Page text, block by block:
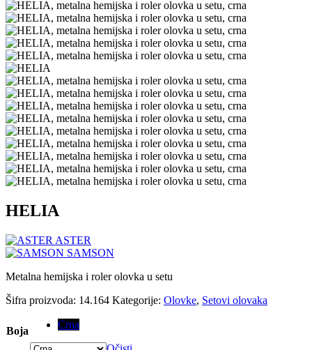
HELIA
ASTER
SAMSON
Metalna hemijska i roler olovka u setu
Šifra proizvoda: 14.164 Kategorije: Olovke, Setovi olovaka
Boja
Crna